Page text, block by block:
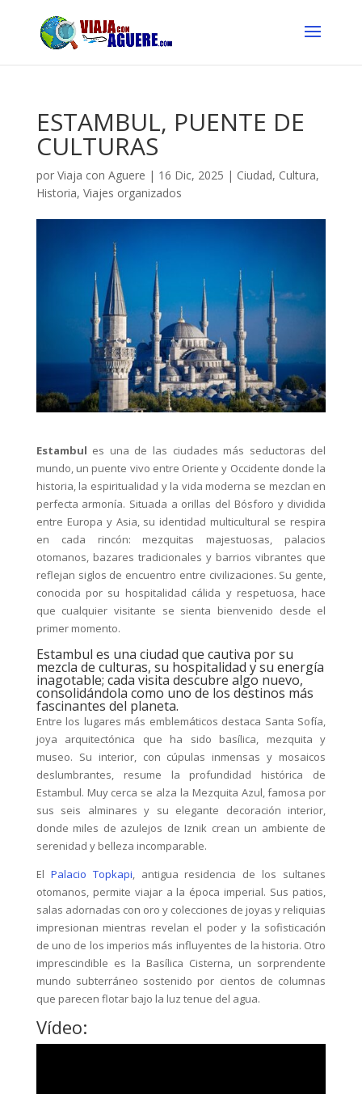
ESTAMBUL, PUENTE DE
CULTURAS
por Viaja con Aguere | 16 Dic, 2025 | Ciudad, Cultura,
Historia, Viajes organizados
Estambul es una de las ciudades más seductoras del
mundo, un puente vivo entre Oriente y Occidente donde la
historia, la espiritualidad y la vida moderna se mezclan en
perfecta armonía. Situada a orillas del Bósforo y dividida
entre Europa y Asia, su identidad multicultural se respira
en cada rincón: mezquitas majestuosas, palacios
otomanos, bazares tradicionales y barrios vibrantes que
reflejan siglos de encuentro entre civilizaciones. Su gente,
conocida por su hospitalidad cálida y respetuosa, hace
que cualquier visitante se sienta bienvenido desde el
primer momento.
Estambul es una ciudad que cautiva por su
mezcla de culturas, su hospitalidad y su energía
inagotable; cada visita descubre algo nuevo,
consolidándola como uno de los destinos más
fascinantes del planeta.
Entre los lugares más emblemáticos destaca Santa Sofía,
joya arquitectónica que ha sido basílica, mezquita y
museo. Su interior, con cúpulas inmensas y mosaicos
deslumbrantes, resume la profundidad histórica de
Estambul. Muy cerca se alza la Mezquita Azul, famosa por
sus seis alminares y su elegante decoración interior,
donde miles de azulejos de Iznik crean un ambiente de
serenidad y belleza incomparable.
El Palacio Topkapi, antigua residencia de los sultanes
otomanos, permite viajar a la época imperial. Sus patios,
salas adornadas con oro y colecciones de joyas y reliquias
impresionan mientras revelan el poder y la sofisticación
de uno de los imperios más influyentes de la historia. Otro
imprescindible es la Basílica Cisterna, un sorprendente
mundo subterráneo sostenido por cientos de columnas
que parecen flotar bajo la luz tenue del agua.
Vídeo: